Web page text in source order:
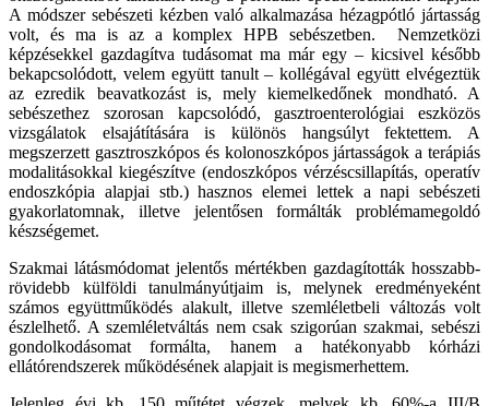
A módszer sebészeti kézben való alkalmazása hézagpótló jártasság
volt, és ma is az a komplex HPB sebészetben. Nemzetközi
képzésekkel gazdagítva tudásomat ma már egy – kicsivel később
bekapcsolódott, velem együtt tanult – kollégával együtt elvégeztük
az ezredik beavatkozást is, mely kiemelkedőnek mondható. A
sebészethez szorosan kapcsolódó, gasztroenterológiai eszközös
vizsgálatok elsajátítására is különös hangsúlyt fektettem. A
megszerzett gasztroszkópos és kolonoszkópos jártasságok a terápiás
modalitásokkal kiegészítve (endoszkópos vérzéscsillapítás, operatív
endoszkópia alapjai stb.) hasznos elemei lettek a napi sebészeti
gyakorlatomnak, illetve jelentősen formálták problémamegoldó
készségemet.
Szakmai látásmódomat jelentős mértékben gazdagították hosszabb-
rövidebb külföldi tanulmányútjaim is, melynek eredményeként
számos együttműködés alakult, illetve szemléletbeli változás volt
észlelhető. A szemléletváltás nem csak szigorúan szakmai, sebészi
gondolkodásomat formálta, hanem a hatékonyabb kórházi
ellátórendszerek működésének alapjait is megismerhettem.